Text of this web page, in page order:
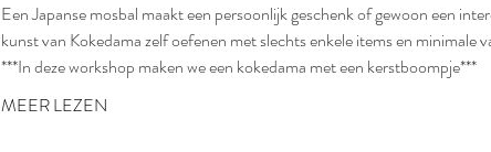
Een Japanse mosbal maakt een persoonlijk geschenk of gewoon een
kunst van Kokedama zelf oefenen met slechts enkele items en minimale
***In deze workshop maken we een kokedama met een kerstboompje***
MEER LEZEN